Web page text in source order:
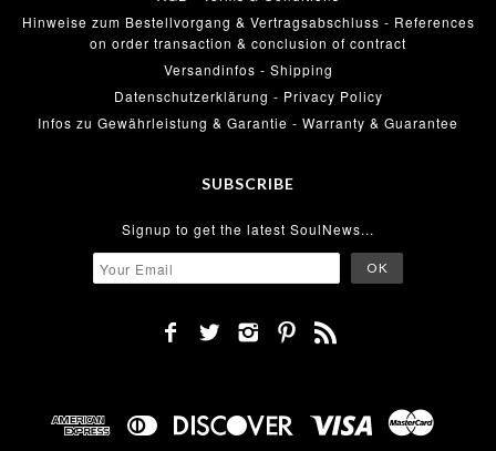
Hinweise zum Bestellvorgang & Vertragsabschluss - References
on order transaction & conclusion of contract
Versandinfos - Shipping
Datenschutzerklärung - Privacy Policy
Infos zu Gewährleistung & Garantie - Warranty & Guarantee
SUBSCRIBE
Signup to get the latest SoulNews...